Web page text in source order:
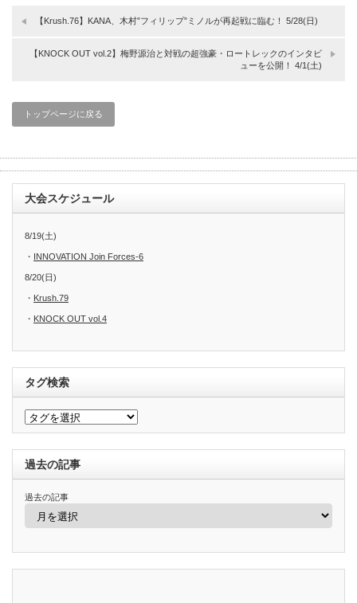
【Krush.76】KANA、木村”フィリップ”ミノルが再起戦に臨む！ 5/28(日)
【KNOCK OUT vol.2】梅野源治と対戦の超強豪・ロートレックのインタビ
ューを公開！ 4/1(土)
トップページに戻る
大会スケジュール
8/19(土)
・ INNOVATION Join Forces-6
8/20(日)
・ Krush.79
・ KNOCK OUT vol.4
タグ検索
過去の記事
過去の記事